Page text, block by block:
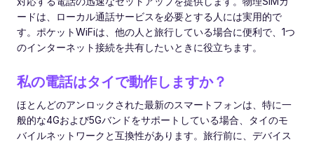
ードは、ローカル通話サービスを必要とする人には実用的で
す。ポケットWiFiは、他の人と旅行している場合に便利で、1つ
のインターネット接続を共有したいときに役立ちます。
私の電話はタイで動作しますか？
ほとんどのアンロックされた最新のスマートフォンは、特に一
般的な4Gおよび5Gバンドをサポートしている場合、タイのモ
バイルネットワークと互換性があります。旅行前に、デバイス